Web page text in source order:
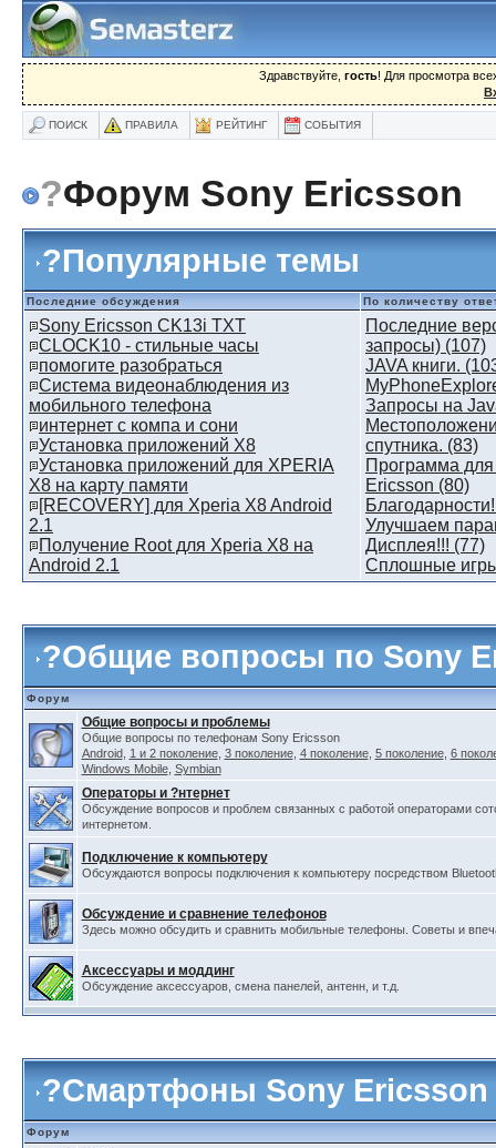
Здравствуйте, гость! Для просмотра
ПОИСК ПРАВИЛА РЕЙТИНГ СОБЫТИЯ
?Форум Sony Ericsson
?Популярные темы
Последние обсуждения По количеству
Sony Ericsson CK13i TXT
CLOCK10 - стильные часы
помогите разобраться
Система видеонаблюдения из
мобильного телефона
интернет с компа и сони
Установка приложений X8
Установка приложений для XPERIA
X8 на карту памяти
[RECOVERY] для Xperia X8 Android
2.1
Получение Root для Xperia X8 на
Android 2.1
Последние
запросы) (107)
JAVA книги.
Запросы на
спутника. (83)
Программа
Ericsson (80)
Улучшаем
Дисплея!!! (77)
Сплошные
?Общие вопросы по Sony
Форум
Общие вопросы и проблемы
Общие вопросы по телефонам Sony Ericsson
Android, 1 и 2 поколение, 3 поколение, 4 поколение, 5 поколение, 6
Windows Mobile, Symbian
Операторы и ?нтернет
Обсуждение вопросов и проблем связанных с работой операторами
интернетом.
Подключение к компьютеру
Обсуждаются вопросы подключения к компьютеру посредством
Обсуждение и сравнение телефонов
Здесь можно обсудить и сравнить мобильные телефоны. Советы и
Аксессуары и моддинг
Обсуждение аксессуаров, смена панелей, антенн, и т.д.
?Смартфоны Sony Ericsson
Форум